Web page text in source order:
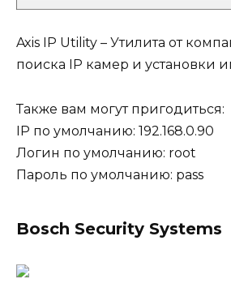
Axis IP Utility – Утилита от
поиска IP камер и установки
Также вам могут пригодиться:
IP по умолчанию: 192.168.0.90
Логин по умолчанию: root
Пароль по умолчанию: pass
Bosch Security Systems